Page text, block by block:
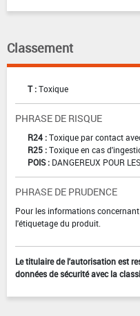
Classement
T :Toxique
PHRASE DE RISQUE
R24 :Toxique par contact
R25 :Toxique en cas
POIS : DANGEREUX POUR
PHRASE DE PRUDENCE
Pour les informations
l'étiquetage du produit.
Le titulaire de l'autorisation est
données de sécurité avec la